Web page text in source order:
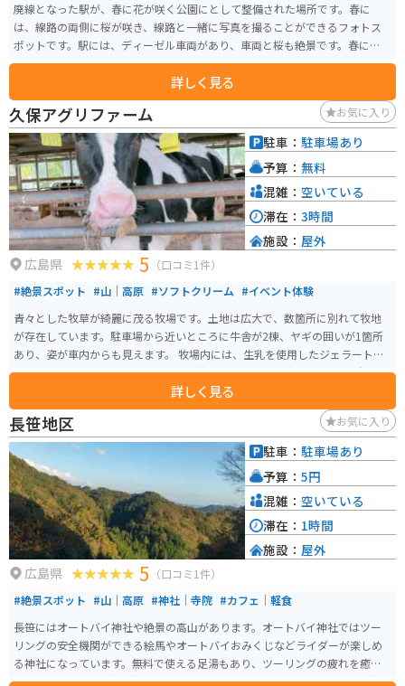
廃線となった駅が、春に花が咲く公園にとして整備された場所です。春に
は、線路の両側に桜が咲き、線路と一緒に写真を撮ることができるフォトス
ポットです。駅には、ディーゼル車両があり、車両と桜も絶景です。春には、
「安野はなまつり」が開催されています。
詳しく見る
久保アグリファーム お気に入り
広島県 5 （口コミ1件）
#絶景スポット #山｜高原 #ソフトクリーム #イベント体験
青々とした牧草が綺麗に茂る牧場です。土地は広大で、数箇所に別れて牧地
が存在しています。駐車場から近いところに牛舎が2棟、ヤギの囲いが1箇所
あり、姿が車内からも見えます。 牧場内には、生乳を使用したジェラートの
工房「アルトピアーノ」があります。牧地のひとつと隣接しており、景観を
眺めながらおいしい商品をいただくことができます。また、地元野菜の販
売、体験乳搾り、バターづくりなども体験できる設備があります。
詳しく見る
駐車： 駐車場あり
予算： 無料
混雑： 空いている
滞在： 3時間
施設： 屋外
長笹地区 お気に入り
広島県 5 （口コミ1件）
#絶景スポット #山｜高原 #神社｜寺院 #カフェ｜軽食
長笹にはオートバイ神社や絶景の高山があります。オートバイ神社ではツー
リングの安全機関ができる絵馬やオートバイおみくじなどライダーが楽しめ
る神社になっています。無料で使える足湯もあり、ツーリングの疲れを癒す
ことができます。食事を摂ることもできます。 周辺の山々は、ツーリングや
駐車： 駐車場あり
予算： 5円
混雑： 空いている
滞在： 1時間
施設： 屋外